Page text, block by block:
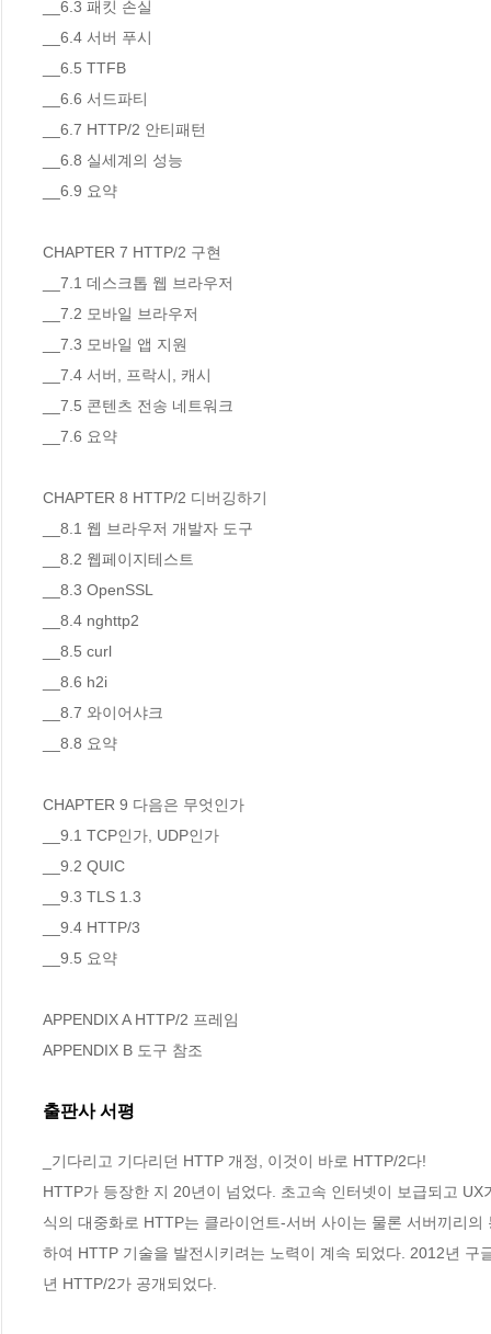
__6.3 패킷 손실
__6.4 서버 푸시
__6.5 TTFB
__6.6 서드파티
__6.7 HTTP/2 안티패턴
__6.8 실세계의 성능
__6.9 요약
CHAPTER 7 HTTP/2 구현
__7.1 데스크톱 웹 브라우저
__7.2 모바일 브라우저
__7.3 모바일 앱 지원
__7.4 서버, 프락시, 캐시
__7.5 콘텐츠 전송 네트워크
__7.6 요약
CHAPTER 8 HTTP/2 디버깅하기
__8.1 웹 브라우저 개발자 도구
__8.2 웹페이지테스트
__8.3 OpenSSL
__8.4 nghttp2
__8.5 curl
__8.6 h2i
__8.7 와이어샤크
__8.8 요약
CHAPTER 9 다음은 무엇인가
__9.1 TCP인가, UDP인가
__9.2 QUIC
__9.3 TLS 1.3
__9.4 HTTP/3
__9.5 요약
APPENDIX A HTTP/2 프레임
APPENDIX B 도구 참조
출판사 서평
_기다리고 기다리던 HTTP 개정, 이것이 바로 HTTP/2다!
HTTP가 등장한 지 20년이 넘었다. 초고속 인터넷이 보급되고
식의 대중화로 HTTP는 클라이언트-서버 사이는 물론 서버끼리
하여 HTTP 기술을 발전시키려는 노력이 계속 되었다. 2012년
년 HTTP/2가 공개되었다.